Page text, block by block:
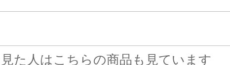
た人はこちらの商品も見ています